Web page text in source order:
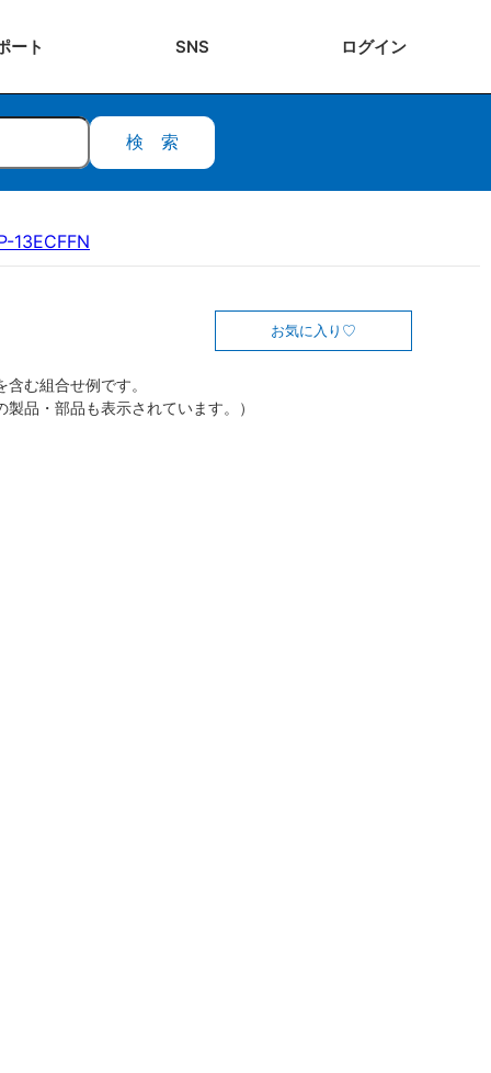
ート SNS ログイン
検索
13ECFFN
お気に入り
む組合せ例です。
製品・部品も表示されています。）